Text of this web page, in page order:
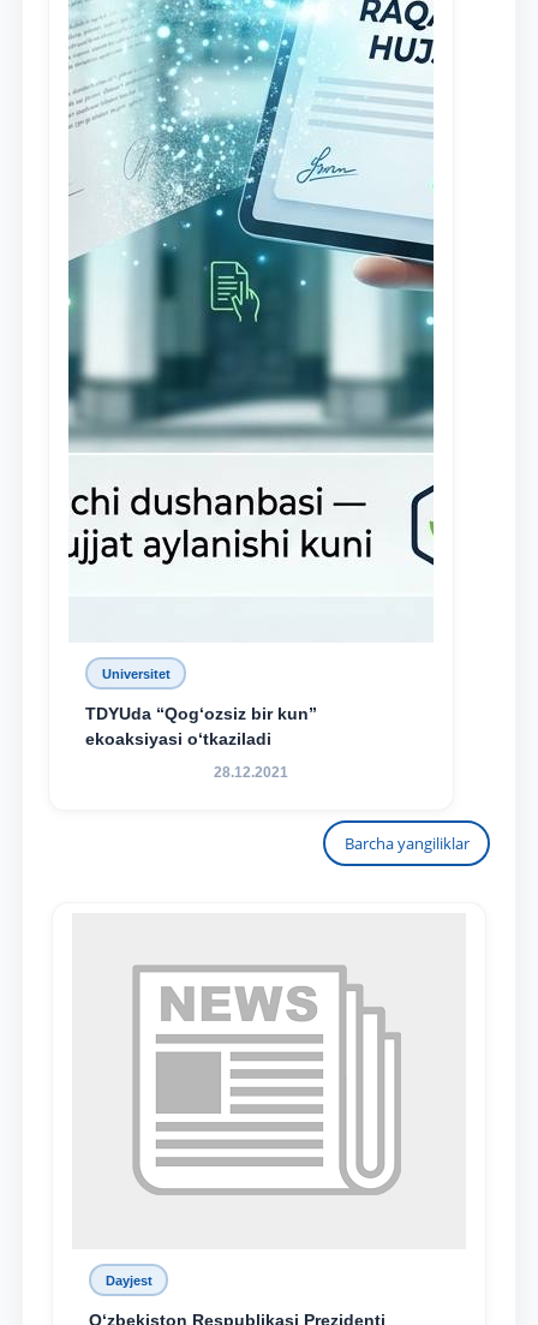
Universitet
TDYUda “Qog‘ozsiz bir kun”
ekoaksiyasi o‘tkaziladi
28.12.2021
Barcha yangiliklar
Dayjest
O‘zbekiston Respublikasi Prezidenti